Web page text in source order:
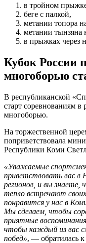
в тройном
беге с палкой,
метании топора
метании тынзяна
в прыжках через
Кубок России
многоборью
В республиканской
старт соревнованиям
многоборью.
На торжественной
поприветствовала
Республики Коми
«Уважаемые
приветствовать вас в
регионов, и вы знаете,
тепло встречают
понравится у нас в
Мы сделаем, чтобы
приятные
чтобы каждый из вас
побед», — обратилась